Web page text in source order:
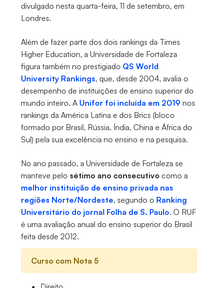
divulgado nesta quarta-feira, 11 de setembro, em
Londres.
Além de fazer parte dos dois rankings da Times
Higher Education, a Universidade de Fortaleza
figura também no prestigiado QS World
University Rankings, que, desde 2004, avalia o
desempenho de instituições de ensino superior do
mundo inteiro. A Unifor foi incluída em 2019 nos
rankings da América Latina e dos Brics (bloco
formado por Brasil, Rússia, Índia, China e África do
Sul) pela sua excelência no ensino e na pesquisa.
No ano passado, a Universidade de Fortaleza se
manteve pelo sétimo ano consecutivo como a
melhor instituição de ensino privada nas
regiões Norte/Nordeste, segundo o Ranking
Universitário do jornal Folha de S. Paulo. O RUF
é uma avaliação anual do ensino superior do Brasil
feita desde 2012.
Curso com Nota 5